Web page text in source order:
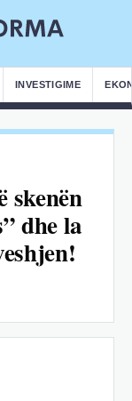
INVESTIGIME
skenën
dhe la